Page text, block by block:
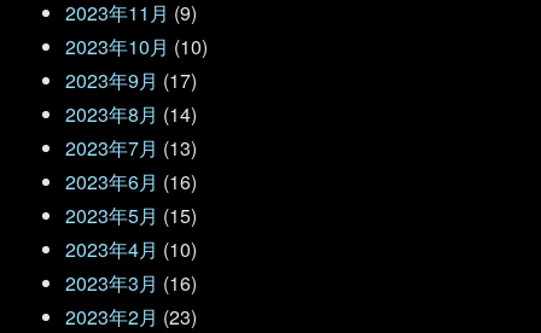
2023年11月 (9)
2023年10月 (10)
2023年9月 (17)
2023年8月 (14)
2023年7月 (13)
2023年6月 (16)
2023年5月 (15)
2023年4月 (10)
2023年3月 (16)
2023年2月 (23)